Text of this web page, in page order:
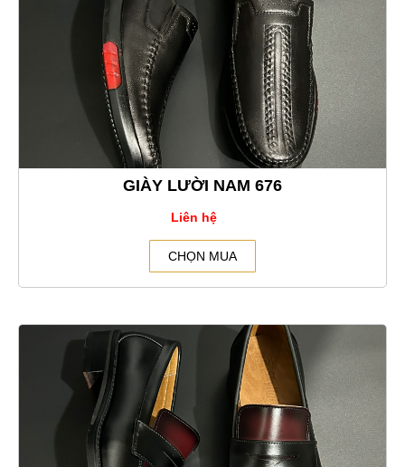
GIÀY LƯỜI NAM 676
Liên hệ
CHỌN MUA